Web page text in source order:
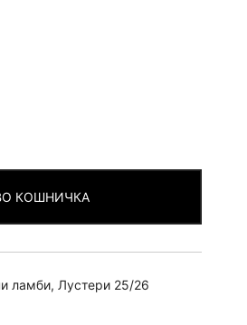
КОШНИЧКА
ламби, Лустери 25/26